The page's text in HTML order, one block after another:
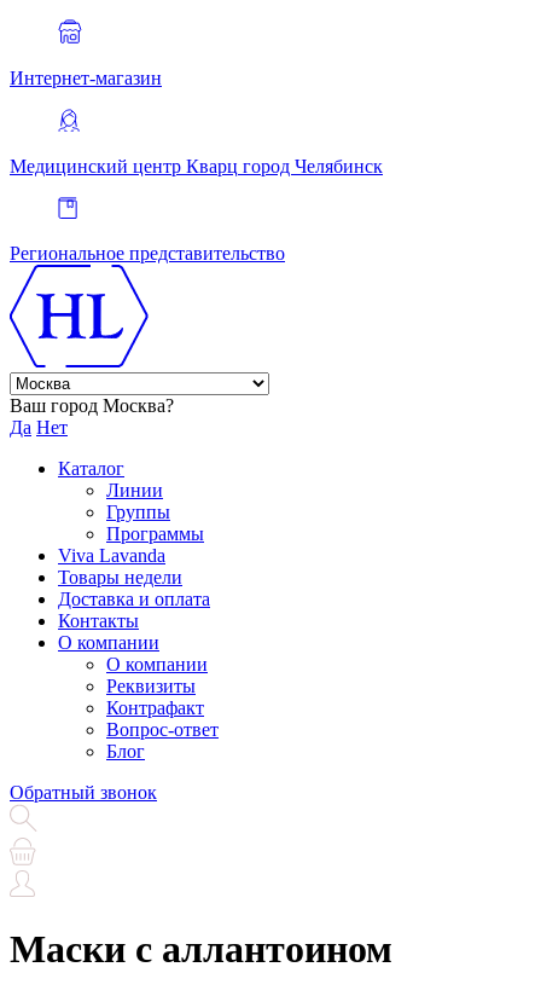
Интернет-магазин
Медицинский центр Кварц город Челябинск
Региональное представительство
Ваш город Москва?
Да Нет
Каталог
Линии
Группы
Программы
Viva Lavanda
Товары недели
Доставка и оплата
Контакты
О компании
О компании
Реквизиты
Контрафакт
Вопрос-ответ
Блог
Обратный звонок
Маски с аллантоином